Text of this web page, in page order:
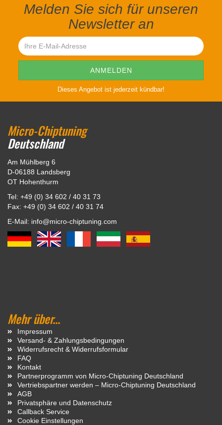
Melden Sie sich für unseren
Newsletter an
Dieses Angebot ist jederzeit kündbar!
Micro-Chiptuning
Deutschland
Am Mühlberg 6
D-06188 Landsberg
OT Hohenthurm
Tel: +49 (0) 34 602 / 40 31 73
Fax: +49 (0) 34 602 / 40 31 74
E-Mail: info@micro-chiptuning.com
Mehr über...
Impressum
Versand- & Zahlungsbedingungen
Widerrufsrecht & Widerrufsformular
FAQ
Kontakt
Partnerprogramm von Micro-Chiptuning Deutschland
Vertriebspartner werden – Micro-Chiptuning Deutschland
AGB
Privatsphäre und Datenschutz
Callback Service
Cookie Einstellungen